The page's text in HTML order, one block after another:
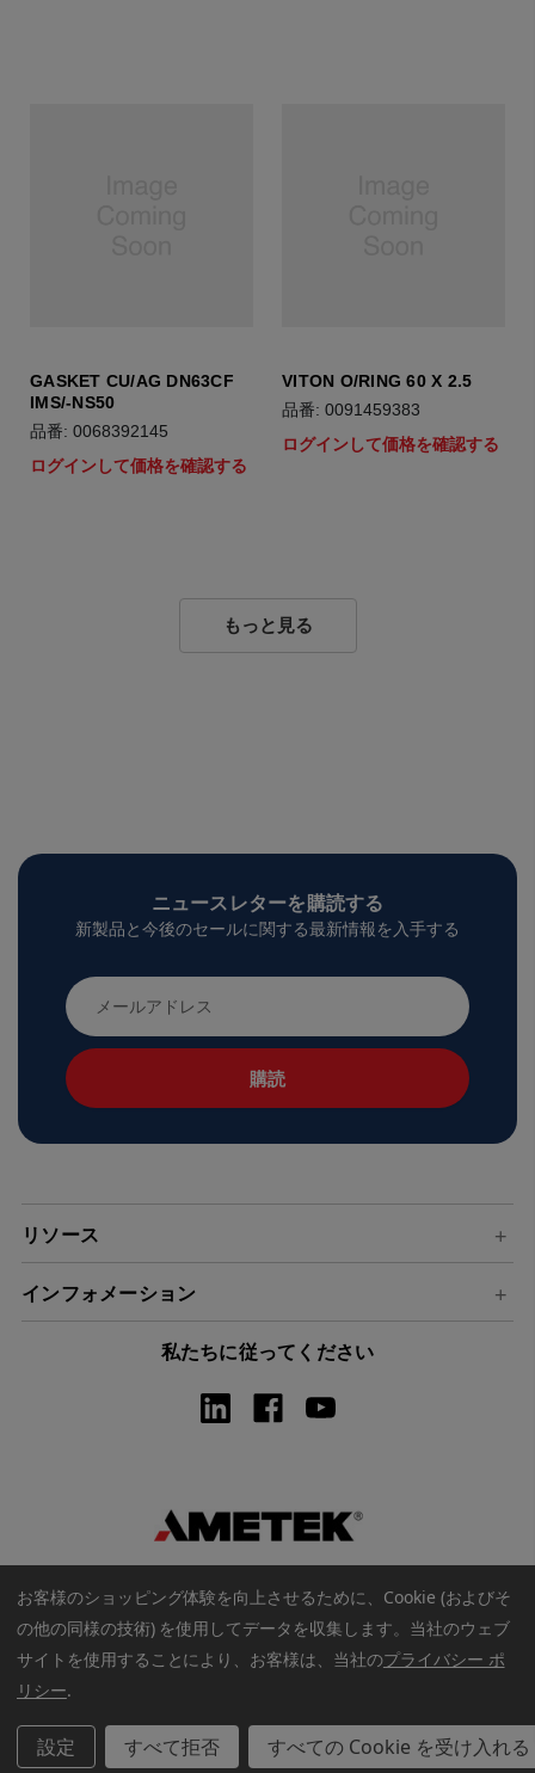
GASKET CU/AG DN63CF
IMS/-NS50
品番: 0068392145
ログインして価格を確認する
VITON O/RING 60 X 2.5
品番: 0091459383
ログインして価格を確認する
もっと見る
ニュースレターを購読する
新製品と今後のセールに関する最新情報を入手する
メ
ー
ル
ア
ド
リソース
インフォメーション
私たちに従ってください
著作権 © 2026 アメテックウェブストア. すべての著作権は保護され
お客様のショッピング体験を向上させるために、Cookie (およびそ
の他の同様の技術) を使用してデータを収集します。 当社のウェブ
サイトを使用することにより、お客様は、当社のプライバシー ポ
リシー.
設定 すべて拒否 すべての Cookie を受け入れる